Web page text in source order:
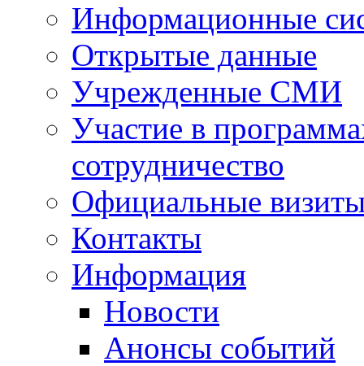
Информационные
Открытые данные
Учрежденные СМИ
Участие в
сотрудничество
Официальные
Контакты
Информация
Новости
Анонсы событий